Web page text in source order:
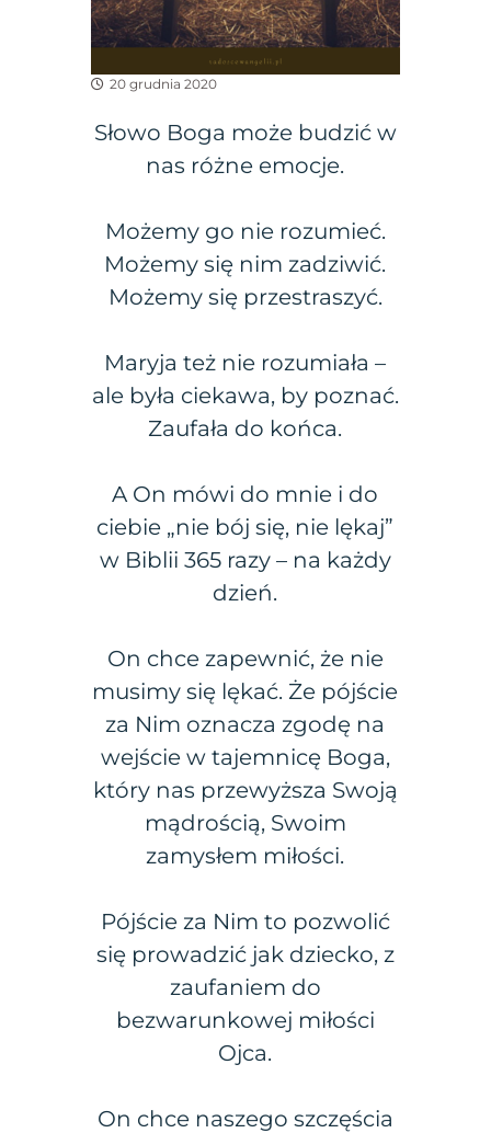
20 grudnia 2020
Słowo Boga może budzić w
nas różne emocje.
Możemy go nie rozumieć.
Możemy się nim zadziwić.
Możemy się przestraszyć.
Maryja też nie rozumiała –
ale była ciekawa, by poznać.
Zaufała do końca.
A On mówi do mnie i do
ciebie „nie bój się, nie lękaj”
w Biblii 365 razy – na każdy
dzień.
On chce zapewnić, że nie
musimy się lękać. Że pójście
za Nim oznacza zgodę na
wejście w tajemnicę Boga,
który nas przewyższa Swoją
mądrością, Swoim
zamysłem miłości.
Pójście za Nim to pozwolić
się prowadzić jak dziecko, z
zaufaniem do
bezwarunkowej miłości
Ojca.
On chce naszego szczęścia